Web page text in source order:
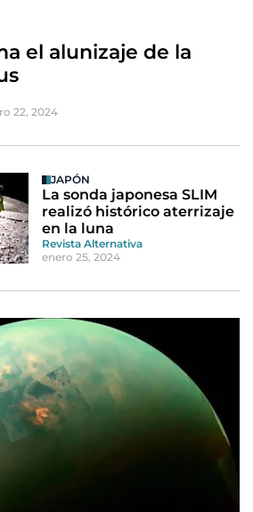
el alunizaje de la
22, 2024
JAPÓN
La sonda japonesa SLIM
realizó histórico aterrizaje
en la luna
Revista Alternativa
enero 25, 2024